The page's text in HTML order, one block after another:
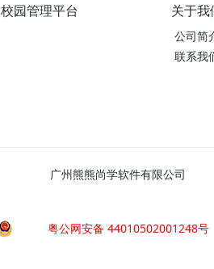
校园管理平台 关于我
公司简
联系我
广州熊熊尚学软件有限公司
粤公网安备 44010502001248号